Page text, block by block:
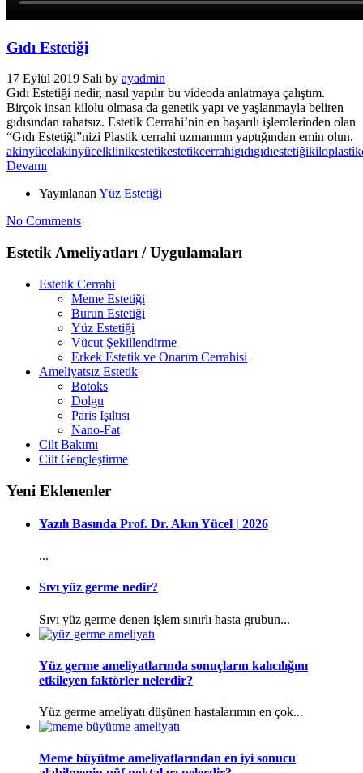
Gıdı Estetiği
17 Eylül 2019 Salı by ayadmin
Gıdı Estetiği nedir, nasıl yapılır bu videoda anlatmaya çalıştım.
Birçok insan kilolu olmasa da genetik yapı ve yaşlanmayla beliren
gıdısından rahatsız. Estetik Cerrahi’nin en başarılı işlemlerinden olan
“Gıdı Estetiği”nizi Plastik cerrahi uzmanının yaptığından emin olun.
akinyücelakinyücelklinikestetikestetikcerrahigıdıgıdıestetiğikilo
Devamı
Yayınlanan Yüz Estetiği
No Comments
Estetik Ameliyatları / Uygulamaları
Estetik Cerrahi
Meme Estetiği
Burun Estetiği
Yüz Estetiği
Vücut Şekillendirme
Erkek Estetik ve Onarım Cerrahisi
Ameliyatsız Estetik
Botoks
Dolgu
Paris Işıltısı
Nano-Fat
Cilt Bakımı
Cilt Gençleştirme
Yeni Eklenenler
Yazılı Basında Prof. Dr. Akın Yücel | 2026
...
Sıvı yüz germe nedir?
Sıvı yüz germe denen işlem sınırlı hasta grubun...
Yüz germe ameliyatlarında sonuçların kalıcılığını
etkileyen faktörler nelerdir?
Yüz germe ameliyatı düşünen hastalarımın en çok...
Meme büyütme ameliyatlarından en iyi sonucu